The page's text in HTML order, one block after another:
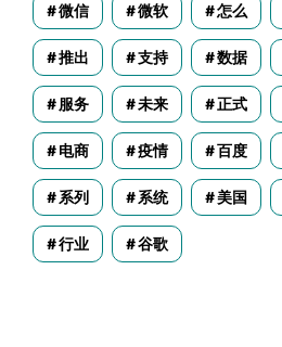
微信 微软 怎么
推出 支持 数据
服务 未来 正式
电商 疫情 百度
系列 系统 美国
行业 谷歌